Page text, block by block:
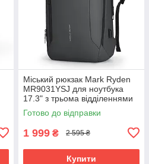
Міський рюкзак Mark Ryden
MR9031YSJ для ноутбука
17.3" з трьома відділеннями
(Сірий)
Готово до відправки
1 999 ₴ 2 595 ₴
Купити